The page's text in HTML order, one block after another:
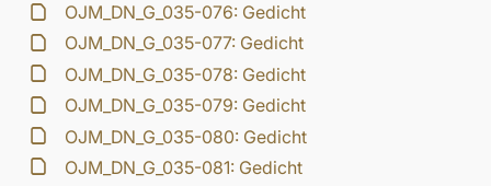
OJM_DN_G_035-076: Gedicht
OJM_DN_G_035-077: Gedicht
OJM_DN_G_035-078: Gedicht
OJM_DN_G_035-079: Gedicht
OJM_DN_G_035-080: Gedicht
OJM_DN_G_035-081: Gedicht